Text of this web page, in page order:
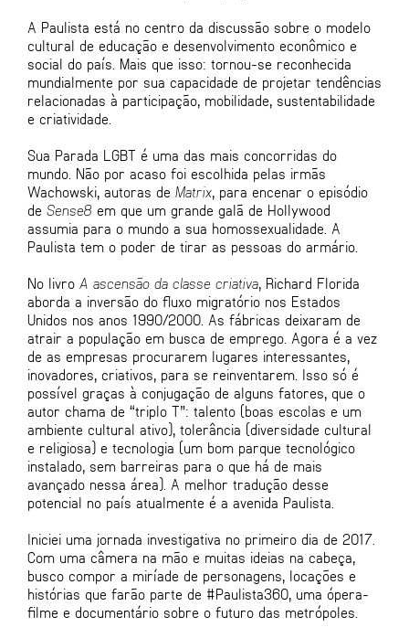
A Paulista está no centro da discussão sobre o modelo
cultural de educação e desenvolvimento econômico e
social do país. Mais que isso: tornou-se reconhecida
mundialmente por sua capacidade de projetar tendências
relacionadas à participação, mobilidade, sustentabilidade
e criatividade.
Sua Parada LGBT é uma das mais concorridas do
mundo. Não por acaso foi escolhida pelas irmãs
Wachowski, autoras de Matrix , para encenar o episódio
de Sense8 em que um grande galã de Hollywood
assumia para o mundo a sua homossexualidade. A
Paulista tem o poder de tirar as pessoas do armário.
No livro A ascensão da classe criativa , Richard Florida
aborda a inversão do fluxo migratório nos Estados
Unidos nos anos 1990/2000. As fábricas deixaram de
atrair a população em busca de emprego. Agora é a vez
de as empresas procurarem lugares interessantes,
inovadores, criativos, para se reinventarem. Isso só é
possível graças à conjugação de alguns fatores, que o
autor chama de “triplo T”: talento (boas escolas e um
ambiente cultural ativo), tolerância (diversidade cultural
e religiosa) e tecnologia (um bom parque tecnológico
instalado, sem barreiras para o que há de mais
avançado nessa área). A melhor tradução desse
potencial no país atualmente é a avenida Paulista.
Iniciei uma jornada investigativa no primeiro dia de 2017.
Com uma câmera na mão e muitas ideias na cabeça,
busco compor a miríade de personagens, locações e
histórias que farão parte de #Paulista360, uma ópera-
filme e documentário sobre o futuro das metrópoles.